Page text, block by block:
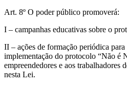
Art. 8º O poder público promoverá:
I – campanhas educativas sobre o
II – ações de formação periódica
implementação do protocolo “Não é
empreendedores e aos trabalhadores
nesta Lei.